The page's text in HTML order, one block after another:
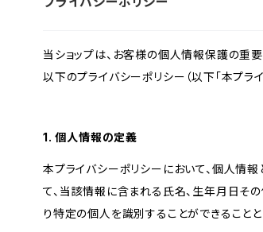
当ショップは、お客様の個人情報保護の重
以下のプライバシーポリシー（以下「本プラ
1. 個人情報の定義
本プライバシーポリシーにおいて、個人情
て、当該情報に含まれる氏名、生年月日そ
り特定の個人を識別することができること